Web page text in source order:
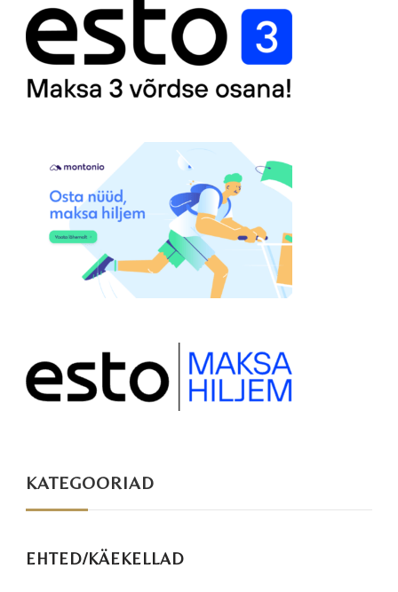
KATEGOORIAD
EHTED/KÄEKELLAD